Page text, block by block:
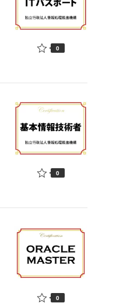
0
0
0